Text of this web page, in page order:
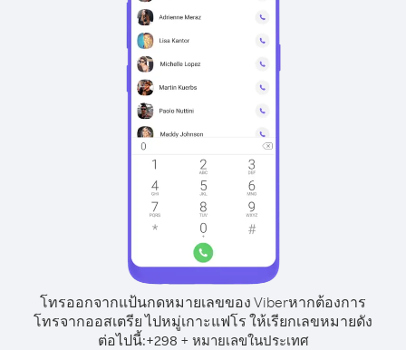
โทรออกจากแป้นกดหมายเลขของ Viberหากต้องการ
โทรจากออสเตรีย ไปหมู่เกาะแฟโร ให้เรียกเลขหมายดัง
ต่อไปนี้:+298 + หมายเลขในประเทศ